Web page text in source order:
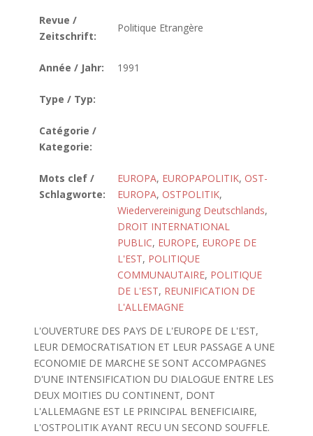
Revue /
Zeitschrift:
Politique Etrangère
Année / Jahr: 1991
Type / Typ:
Catégorie /
Kategorie:
Mots clef /
Schlagworte:
EUROPA, EUROPAPOLITIK, OST-
EUROPA, OSTPOLITIK,
Wiedervereinigung Deutschlands,
DROIT INTERNATIONAL
PUBLIC, EUROPE, EUROPE DE
L'EST, POLITIQUE
COMMUNAUTAIRE, POLITIQUE
DE L'EST, REUNIFICATION DE
L'ALLEMAGNE
L'OUVERTURE DES PAYS DE L'EUROPE DE L'EST,
LEUR DEMOCRATISATION ET LEUR PASSAGE A UNE
ECONOMIE DE MARCHE SE SONT ACCOMPAGNES
D'UNE INTENSIFICATION DU DIALOGUE ENTRE LES
DEUX MOITIES DU CONTINENT, DONT
L'ALLEMAGNE EST LE PRINCIPAL BENEFICIAIRE,
L'OSTPOLITIK AYANT RECU UN SECOND SOUFFLE.